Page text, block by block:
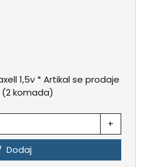
1,5v * Artikal se prodaje
(2 komada)
+
Dodaj